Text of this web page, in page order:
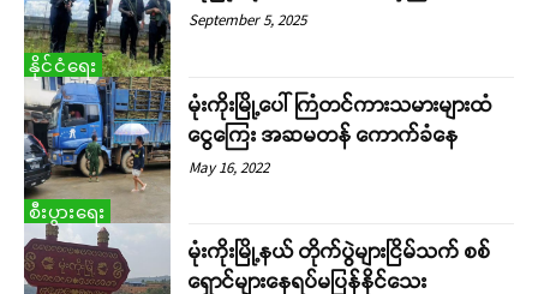
နိုင်ငံရေး
September 5, 2025
စီးပွားရေး
မုံးကိုးမြို့ပေါ် ကြံတင်ကားသမားများထံ
ငွေကြေး အဆမတန် ကောက်ခံနေ
May 16, 2022
မုံးကိုးမြို့နယ် တိုက်ပွဲများငြိမ်သက် စစ်
ရှောင်များနေရပ်မပြန်နိုင်သေး